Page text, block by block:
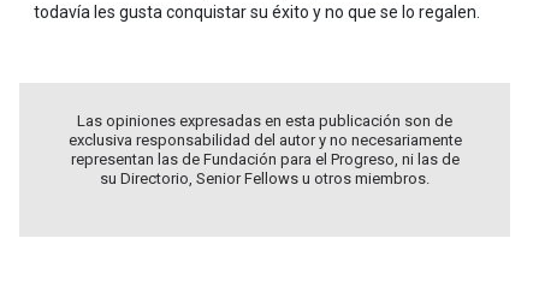
todavía les gusta conquistar su éxito y no que se lo regalen.
Las opiniones expresadas en esta publicación son de
exclusiva responsabilidad del autor y no necesariamente
representan las de Fundación para el Progreso, ni las de
su Directorio, Senior Fellows u otros miembros.